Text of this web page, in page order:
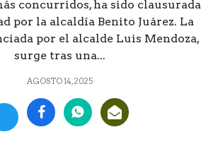
concurridos, ha sido clausurada
por la alcaldía Benito Juárez. La
por el alcalde Luis Mendoza,
surge tras una...
AGOSTO 14, 2025